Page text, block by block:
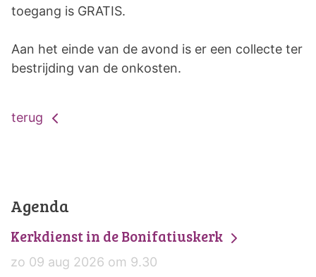
toegang is GRATIS.
Aan het einde van de avond is er een collecte ter
bestrijding van de onkosten.
terug
Agenda
Kerkdienst in de Bonifatiuskerk
zo 09 aug 2026 om 9.30